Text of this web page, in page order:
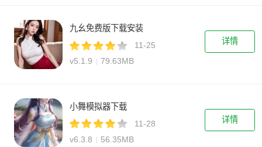
九幺免费版下载安装
11-25
v5.1.9
79.63MB
详情
小舞模拟器下载
11-28
v6.3.8
56.35MB
详情